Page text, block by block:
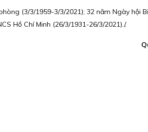
(3/3/1959-3/3/2021); 32 năm Ngày hội
Hồ Chí Minh (26/3/1931-26/3/2021)./.